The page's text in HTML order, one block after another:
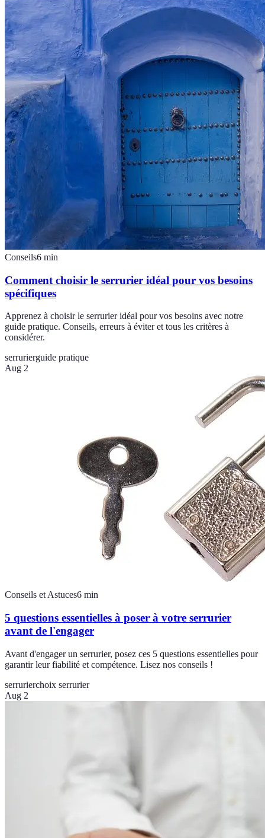
Conseils6 min
Comment choisir le serrurier idéal pour vos besoins
spécifiques
Apprenez à choisir le serrurier idéal pour vos besoins avec notre
guide pratique. Conseils, erreurs à éviter et tous les critères à
considérer.
serrurierguide pratique
Aug 2
Conseils et Astuces6 min
5 questions essentielles à poser à votre serrurier
avant de l'engager
Avant d'engager un serrurier, posez ces 5 questions essentielles pour
garantir leur fiabilité et compétence. Lisez nos conseils !
serrurierchoix serrurier
Aug 2